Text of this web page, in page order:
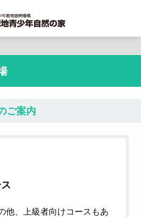
ご案内
他、上級者向けコースもあ